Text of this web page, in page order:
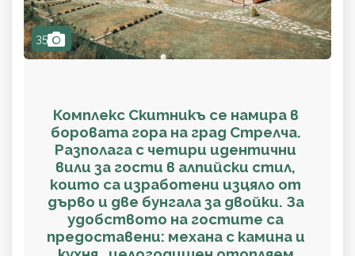
35camera
Комплекс Скитникъ се намира в
боровата гора на град Стрелча.
Разполага с четири идентични
вили за гости в алпийски стил,
които са изработени изцяло от
дърво и две бунгала за двойки. За
удобството на гостите са
предоставени: механа с камина и